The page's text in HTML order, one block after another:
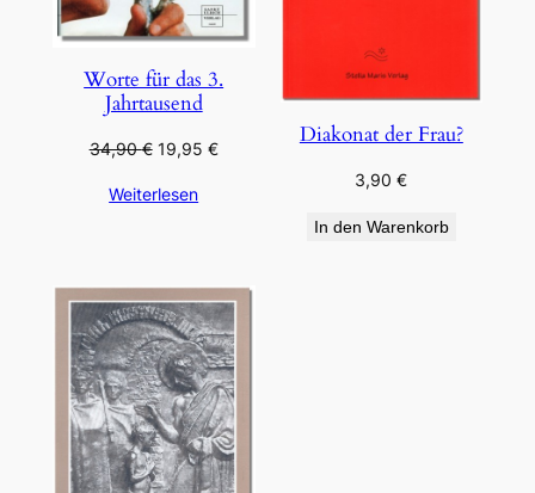
Worte für das 3.
Jahrtausend
34,90€ Ursprünglicher
war:
19,95 €Aktueller
Weiterlesen
Diakonat der Frau?
3,90€
In den Warenkorb